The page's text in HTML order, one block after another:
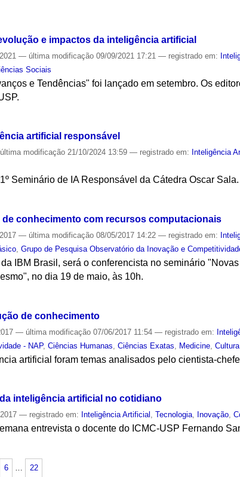
e impactos da inteligência artificial
— última modificação 09/09/2021 17:21— registrado em:
Sociais
e Tendências" foi lançado em setembro. Os
artificial responsável
última modificação 21/10/2024 13:59— registrado em: Inteligência
Seminário de IA Responsável da Cátedra Oscar Sala.
conhecimento com recursos computacionais
— última modificação 08/05/2017 14:22— registrado em:
,Grupo de Pesquisa Observatório da Inovação e
IBM Brasil, será o conferencista no seminário
no dia 19 de maio, às 10h.
de conhecimento
— última modificação 07/06/2017 11:54— registrado em:
- NAP,Ciências Humanas ,Ciências Exatas Medicine ,
artificial foram temas analisados pelo cientista-
inteligência artificial no cotidiano
— registrado em: Inteligência Artificial ,Tecnologia, Inovação,
entrevista o docente do ICMC-USP Fernando
6 22